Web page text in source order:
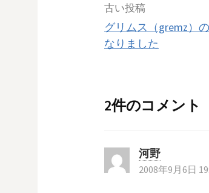
投
稿
ビ
ー
古い投稿
グリムス（gremz）
なりました
2件のコメント
河野
2008年9月6日